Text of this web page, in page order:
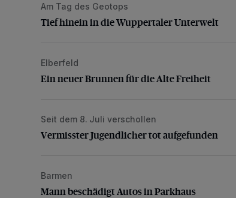
Tief hinein in die Wuppertaler Unterwelt
Am Tag des Geotops
Tief hinein in die Wuppertaler Unterwelt
Ein neuer Brunnen für die Alte Freiheit
Elberfeld
Ein neuer Brunnen für die Alte Freiheit
Vermisster Jugendlicher tot aufgefunden
Seit dem 8. Juli verschollen
Vermisster Jugendlicher tot aufgefunden
Mann beschädigt Autos in Parkhaus
Barmen
Mann beschädigt Autos in Parkhaus